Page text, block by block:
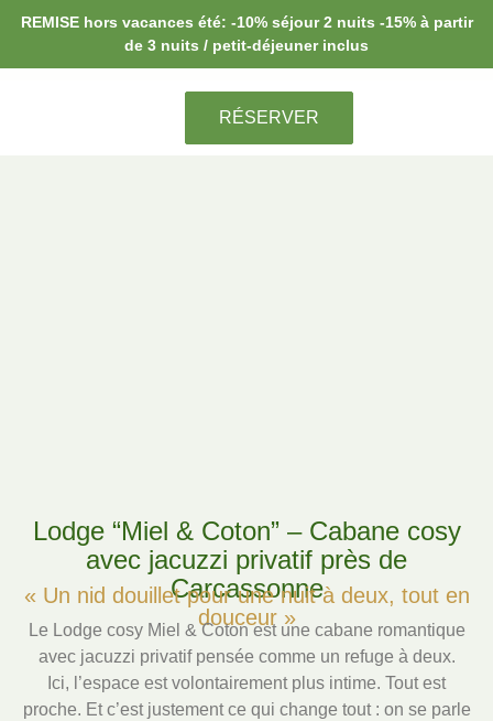
REMISE hors vacances été: -10% séjour 2 nuits -15% à partir
de 3 nuits / petit-déjeuner inclus
RÉSERVER
Lodge “Miel & Coton” – Cabane cosy
avec jacuzzi privatif près de
Carcassonne
« Un nid douillet pour une nuit à deux, tout en
douceur »
Le Lodge cosy Miel & Coton est une cabane romantique
avec jacuzzi privatif pensée comme un refuge à deux.
Ici, l’espace est volontairement plus intime. Tout est
proche. Et c’est justement ce qui change tout : on se parle